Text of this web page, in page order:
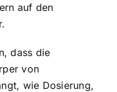
auf den
dass die
von
wie Dosierung,